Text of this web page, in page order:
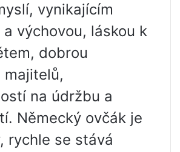
vynikajícím
výchovou, láskou k
dobrou
majitelů,
na údržbu a
Německý ovčák je
rychle se stává